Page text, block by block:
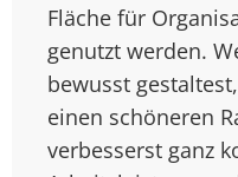
Fläche für
genutzt werden.
bewusst
einen schöneren
verbesserst ganz